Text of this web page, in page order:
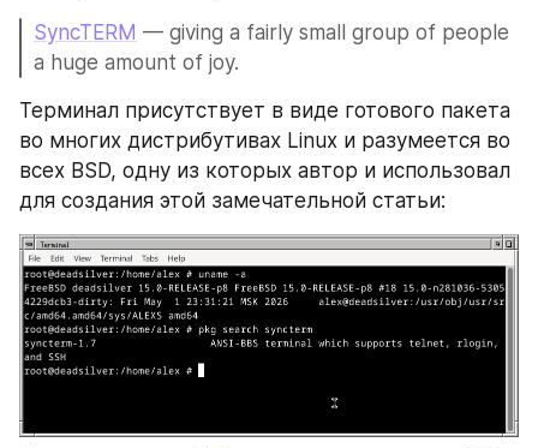
SyncTERM — giving a fairly small group of people
a huge amount of joy.
Терминал присутствует в виде готового пакета
во многих дистрибутивах Linux и разумеется во
всех BSD, одну из которых автор и использовал
для создания этой замечательной статьи: